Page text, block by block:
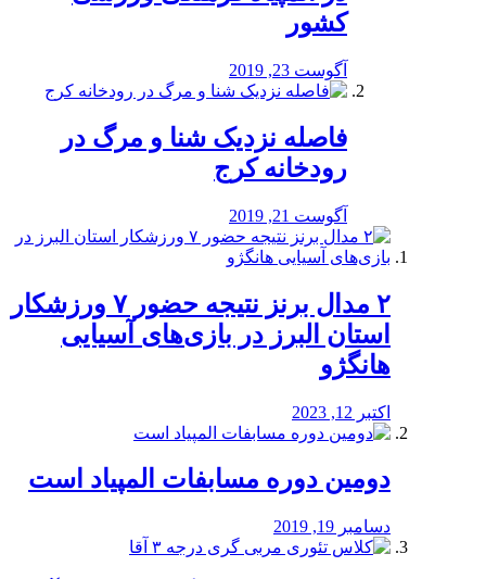
کشور
آگوست 23, 2019
️فاصله نزدیک شنا و مرگ در
رودخانه کرج
آگوست 21, 2019
۲ مدال برنز نتیجه حضور ۷ ورزشکار
استان البرز در بازی‌های آسیایی
هانگژو
اکتبر 12, 2023
دومین دوره مسابفات المپیاد است
دسامبر 19, 2019